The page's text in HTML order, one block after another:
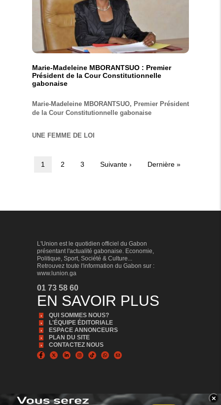
Marie-Madeleine MBORANTSUO : Premier
Président de la Cour Constitutionnelle
gabonaise
Marie-Madeleine MBORANTSUO, Premier Président
de la Cour Constitutionnelle gabonaise
UNE FEMME DE LOI
Pagination
Page
1 Page
2 Page
3
Page
Suivante ›
Dernière
Dernière »
×
L'Union est le quotidien officiel du Gabon
présentant l'actualité gabonaise. Economie,
Politique, Sport, Société & Culture...
Retrouvez toute l'information du Gabon sur :
www.lunion.ga
01 73 58 60
EN SAVOIR PLUS
QUI SOMMES NOUS?
L'ÉQUIPE ÉDITORIALE
ESPACE ANNONCEURS
PLAN DU SITE
CONTACTEZ NOUS